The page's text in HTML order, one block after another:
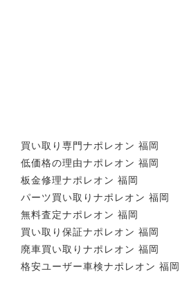
買い取り専門ナポレオン 福岡
低価格の理由ナポレオン 福岡
板金修理ナポレオン 福岡
パーツ買い取りナポレオン 福岡
無料査定ナポレオン 福岡
買い取り保証ナポレオン 福岡
廃車買い取りナポレオン 福岡
格安ユーザー車検ナポレオン 福岡